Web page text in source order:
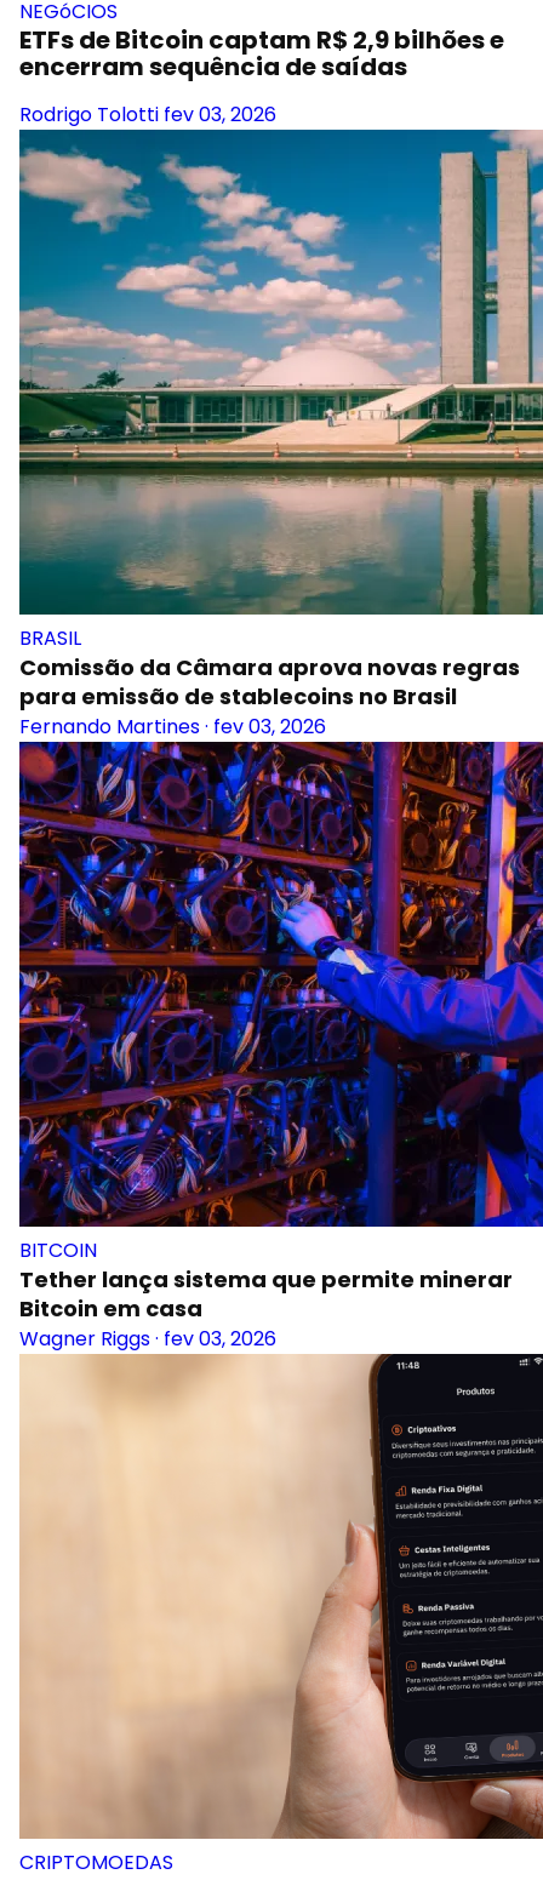
NEGóCIOS
ETFs de Bitcoin captam R$ 2,9 bilhões e
encerram sequência de saídas
Rodrigo Tolotti fev 03, 2026
BRASIL
Comissão da Câmara aprova novas regras
para emissão de stablecoins no Brasil
Fernando Martines· fev 03, 2026
BITCOIN
Tether lança sistema que permite minerar
Bitcoin em casa
Wagner Riggs· fev 03, 2026
CRIPTOMOEDAS